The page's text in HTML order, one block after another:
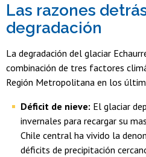
Las razones
degradación
La degradación del glaciar
combinación de tres factores
Región Metropolitana en los
Déficit de nieve: El glaciar
invernales para recargar su
Chile central ha vivido la
déficits de precipitación